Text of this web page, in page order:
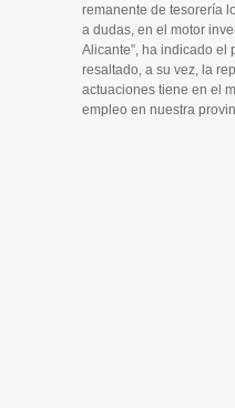
remanente de tesorería
a dudas, en el motor
Alicante”, ha indicado el
resaltado, a su vez, la
actuaciones tiene en el
empleo en nuestra